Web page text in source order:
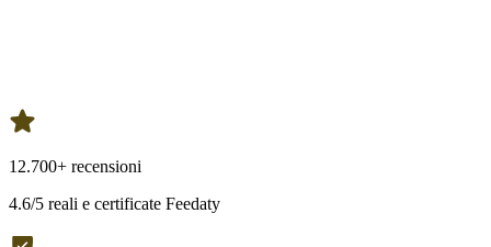
12.700+ recensioni
4.6/5 reali e certificate Feedaty